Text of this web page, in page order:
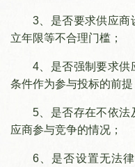
3、是否要求供应商
立年限等不合理门槛；
4、是否强制要求供
条件作为参与投标的前提
5、是否存在不依法
应商参与竞争的情况；
6、是否设置无法